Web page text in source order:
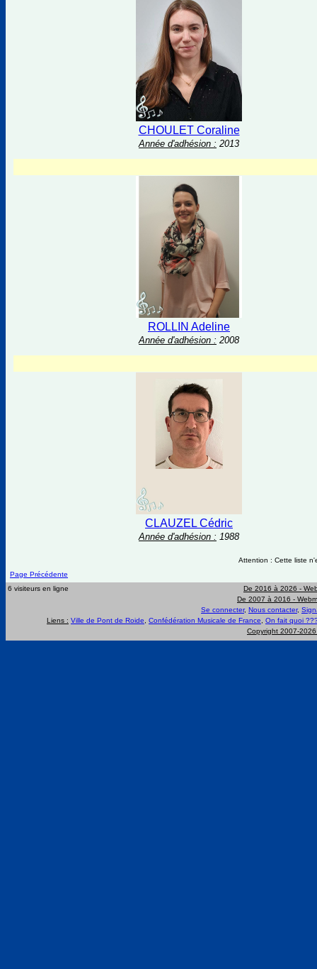
CHOULET Coraline
Année d'adhésion : 2013
ROLLIN Adeline
Année d'adhésion : 2008
CLAUZEL Cédric
Année d'adhésion : 1988
Attention : Cette liste
Page Précédente
6 visiteurs en ligne
De 2016 à 2026 -
De 2007 à 2016 -
Se connecter, Nous contacter,
Liens : Ville de Pont de Roide Confédération Musicale de France
On fait quoi
Copyright 2007-